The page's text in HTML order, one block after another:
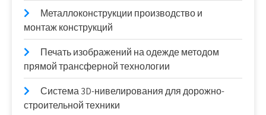
Металлоконструкции производство и
монтаж конструкций
Печать изображений на одежде методом
прямой трансферной технологии
Система 3D-нивелирования для дорожно-
строительной техники